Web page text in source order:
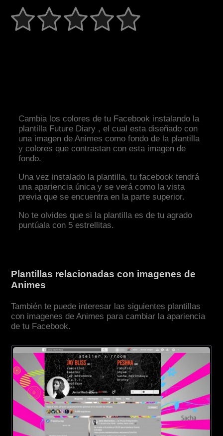
Cambia los colores de tu Facebook instalando la
plantilla Future Diary , el cual esta diseñado con
una imagen de Animes como fondo de la plantilla
y colores que contrastan con esta imagen de
fondo.
Una vez instalado la plantilla, tu facebook tendrá
una apariencia única y se verá como la vista
previa que se encuentra en la parte superior.
No te olvides que si la plantilla es de tu agrado
puntúala con 5 estrellitas.
Plantillas relacionadas con imagenes de
Animes
También te puede interesar las siguientes plantillas
con imagenes de Animes para cambiar la apariencia
de tu Facebook.